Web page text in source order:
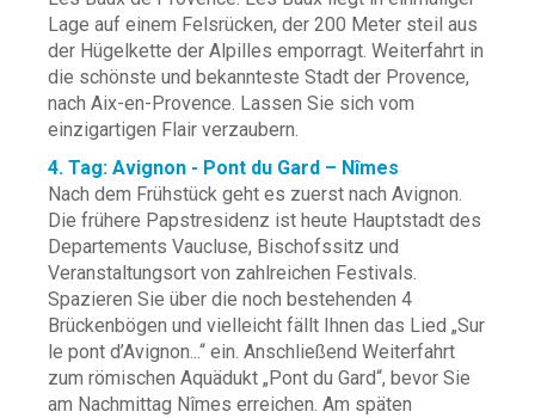
Lage auf einem Felsrücken, der 200 Meter steil aus
der Hügelkette der Alpilles emporragt. Weiterfahrt in
die schönste und bekannteste Stadt der Provence,
nach Aix-en-Provence. Lassen Sie sich vom
einzigartigen Flair verzaubern.
4. Tag: Avignon - Pont du Gard – Nîmes
Nach dem Frühstück geht es zuerst nach Avignon.
Die frühere Papstresidenz ist heute Hauptstadt des
Departements Vaucluse, Bischofssitz und
Veranstaltungsort von zahlreichen Festivals.
Spazieren Sie über die noch bestehenden 4
Brückenbögen und vielleicht fällt Ihnen das Lied „Sur
le pont d’Avignon...“ ein. Anschließend Weiterfahrt
zum römischen Aquädukt „Pont du Gard“, bevor Sie
am Nachmittag Nîmes erreichen. Am späten